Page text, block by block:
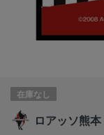
在庫なし
ロアッソ熊本